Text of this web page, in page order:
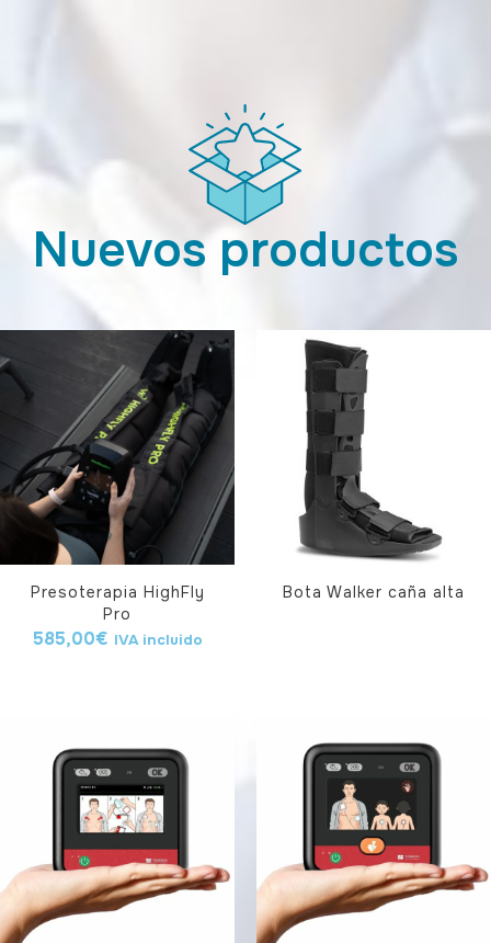
Nuevos productos
Presoterapia HighFly
Pro
585,00€ IVA incluido
Bota Walker caña alta